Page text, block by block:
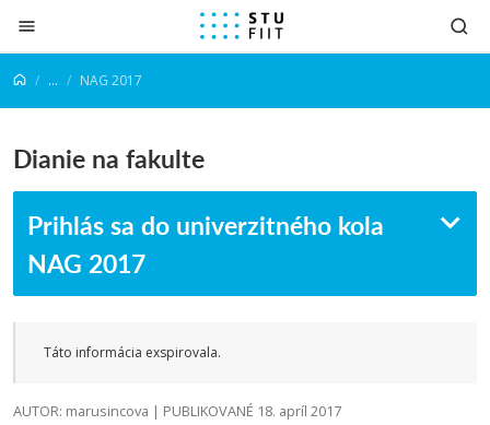
Prejsť na obsah
... NAG 2017
Dianie na fakulte
Prihlás sa do univerzitného kola
NAG 2017
Táto informácia exspirovala.
AUTOR: marusincova | PUBLIKOVANÉ 18. apríl 2017